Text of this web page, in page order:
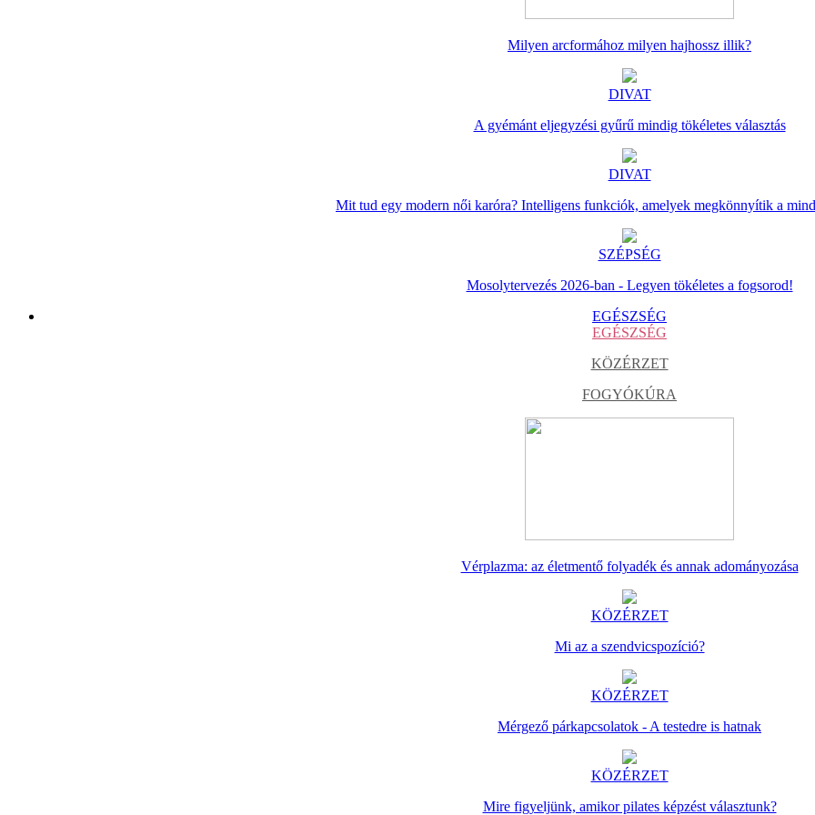
Milyen arcformához milyen hajhossz illik?
DIVAT
A gyémánt eljegyzési gyűrű mindig tökéletes választás
DIVAT
Mit tud egy modern női karóra? Intelligens funkciók, amelyek megkönnyítik a
SZÉPSÉG
Mosolytervezés 2026-ban - Legyen tökéletes a fogsorod!
EGÉSZSÉG
EGÉSZSÉG
KÖZÉRZET
FOGYÓKÚRA
Vérplazma: az életmentő folyadék és annak adományozása
KÖZÉRZET
Mi az a szendvicspozíció?
KÖZÉRZET
Mérgező párkapcsolatok - A testedre is hatnak
KÖZÉRZET
Mire figyeljünk, amikor pilates képzést választunk?